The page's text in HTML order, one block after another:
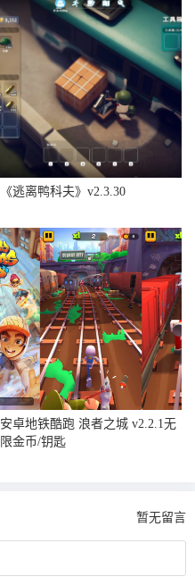
《逃离鸭科夫》v2.3.30
安卓地铁酷跑 浪者之城 v2.2.1无
限金币/钥匙
暂无留言